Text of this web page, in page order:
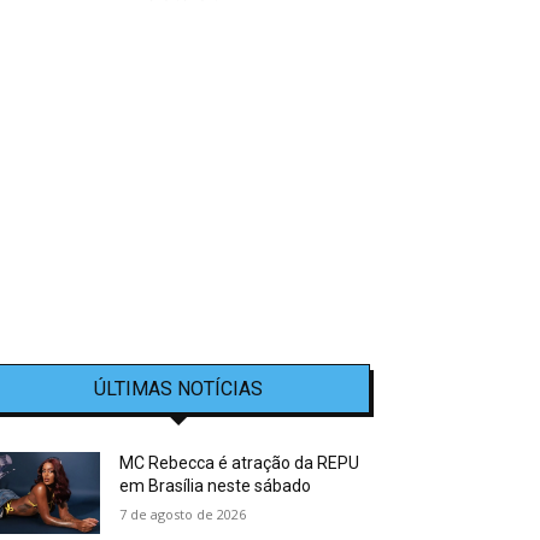
ÚLTIMAS NOTÍCIAS
MC Rebecca é atração da REPU
em Brasília neste sábado
7 de agosto de 2026